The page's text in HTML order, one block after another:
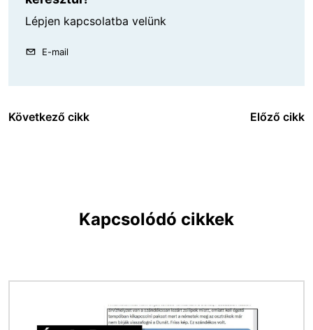
Lépjen kapcsolatba velünk
E-mail
Következő cikk Előző cikk
Kapcsolódó cikkek